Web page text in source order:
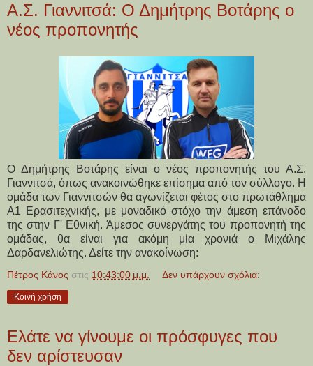
Α.Σ. Γιαννιτσά: Ο Δημήτρης Βοτάρης ο
νέος προπονητής
Ο Δημήτρης Βοτάρης είναι ο νέος προπονητής του Α.Σ.
Γιαννιτσά, όπως ανακοινώθηκε επίσημα από τον σύλλογο. Η
ομάδα των Γιαννιτσών θα αγωνίζεται φέτος στο πρωτάθλημα
Α1 Ερασιτεχνικής, με μοναδικό στόχο την άμεση επάνοδο
της στην Γ' Εθνική. Άμεσος συνεργάτης του προπονητή της
ομάδας, θα είναι για ακόμη μία χρονιά ο
Μιχάλης
Δαρδανελιώτης. Δείτε την ανακοίνωση:
Πέτρος Κάνος στις 10:43:00 μ.μ. Δεν υπάρχουν σχόλια:
Κοινή χρήση
Ελάτε να γίνουμε οι πρόσφυγες που
δεν αρίστευσαν